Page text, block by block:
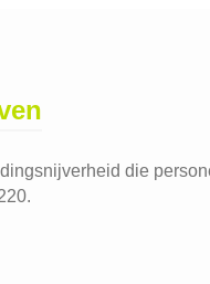
die